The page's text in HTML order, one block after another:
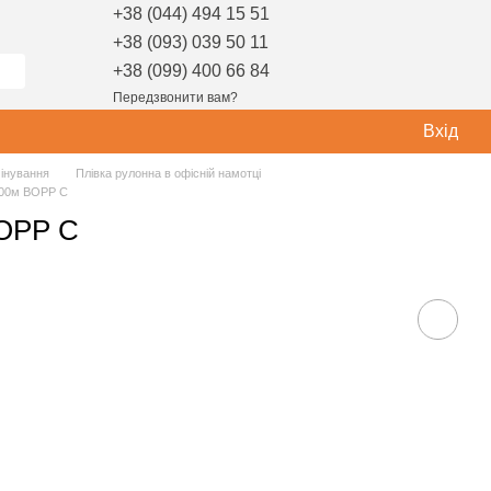
+38 (044) 494 15 51
+38 (093) 039 50 11
+38 (099) 400 66 84
Передзвонити вам?
Вхід
Плівка рулонна в офісній намотці
BOPP C
C